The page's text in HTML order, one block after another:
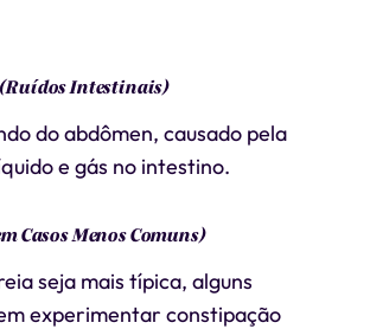
Intestinais)
do abdômen, causado pela
e gás no intestino.
Casos Menos Comuns)
seja mais típica, alguns
experimentar constipação